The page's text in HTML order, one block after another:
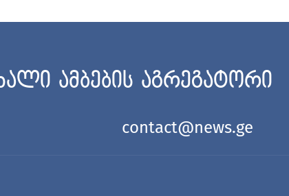
ამბების აგრეგატორი
contact@news.ge